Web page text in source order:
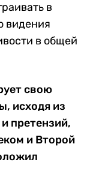
в
видения
в общей
свою
исходя из
претензий,
и Второй